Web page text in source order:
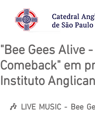
"Bee Gees Alive
Comeback" em
Instituto
🎶 LIVE MUSIC - Bee